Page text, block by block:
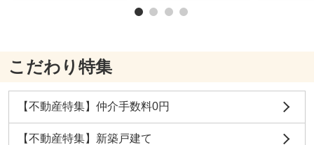
こだわり特集
【不動産特集】仲介手数料0円
【不動産特集】新築戸建て